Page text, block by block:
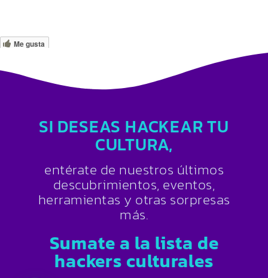
Me gusta
SI DESEAS HACKEAR TU
CULTURA,
entérate de nuestros últimos
descubrimientos, eventos,
herramientas y otras sorpresas
más.
Sumate a la lista de
hackers culturales